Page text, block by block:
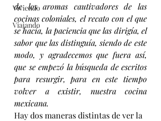
Viviendo
Viajando
de los aromas cautivadores de las
cocinas coloniales, el recato con el que
se hacía, la paciencia que las dirigía, el
sabor que las distinguía, siendo de este
modo, y agradecemos que fuera así,
que se empezó la búsqueda de escritos
para resurgir, para en este tiempo
volver a existir, nuestra cocina
mexicana.
Hay dos maneras distintas de ver la